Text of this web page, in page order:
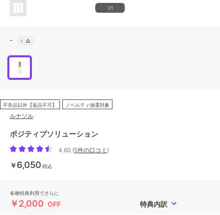
1/1
- - △
不良品以外【返品不可】 ノベルティ抽選対象
ルナソル
ポジティブソリューション
4.60 (5件の口コミ )
￥6,050 税込
各種特典利用でさらに
￥2,000 OFF 特典内訳